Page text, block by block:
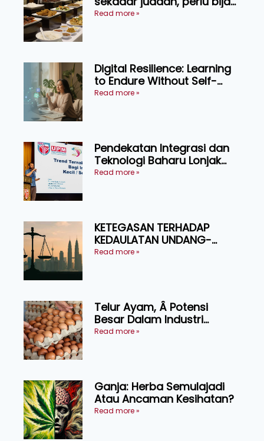
memilih dan selamat
Read more »
Digital Resilience: Learning
to Endure Without Self-
Pressure
Read more »
Pendekatan Integrasi dan
Teknologi Baharu Lonjak
Produktiviti Ternakan
Read more »
KETEGASAN TERHADAP
KEDAULATAN UNDANG-
UNDANG ASAS KEPADA
Read more »
Telur Ayam, Â Potensi
Besar Dalam Industri
Makanan, Kosmetik dan
Read more »
Ganja: Herba Semulajadi
Atau Ancaman Kesihatan?
Read more »